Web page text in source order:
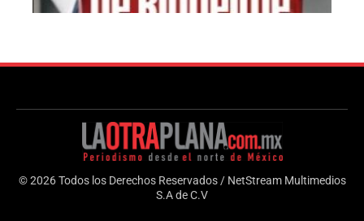
© 2026 Todos los Derechos Reservados / NetStream Multimedios
S.A de C.V